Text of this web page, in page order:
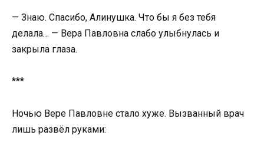
— Знаю. Спасибо, Алинушка. Что бы я без тебя
делала… — Вера Павловна слабо улыбнулась и
закрыла глаза.
***
Ночью Вере Павловне стало хуже. Вызванный врач
лишь развёл руками: